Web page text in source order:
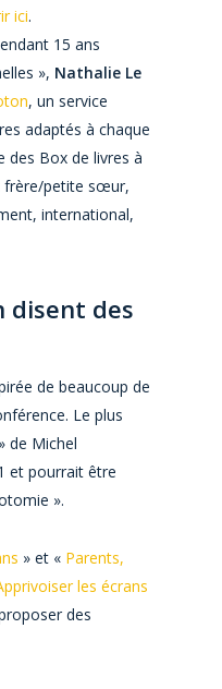
ici.
15 ans
», Nathalie Le
, un service
adaptés à chaque
des Box de livres à
frère/petite sœur,
international,
disent des
de beaucoup de
Le plus
» de Michel
et pourrait être
».
» et « Parents,
les écrans
des